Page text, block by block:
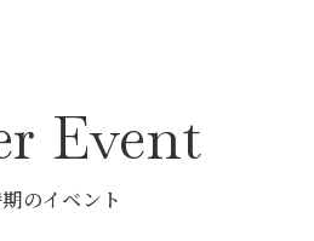
Event
のイベント